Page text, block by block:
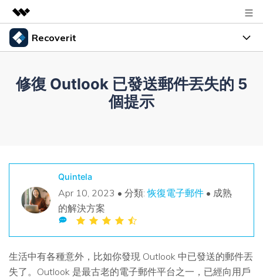
精選產品
實用工具
商務
Recoverit
解決檔案問題
解決電腦問題
解決儲存裝置問題
獲取額外資訊
查找更多解決方案
搜尋
修復 Outlook 已發送郵件丟失的 5
個提示
Quintela
Apr 10, 2023 • 分類:恢復電子郵件• 成熟
的解決方案
生活中有各種意外，比如你發現 Outlook 中已發送的郵件丟
失了。Outlook 是最古老的電子郵件平台之一，已經向用戶